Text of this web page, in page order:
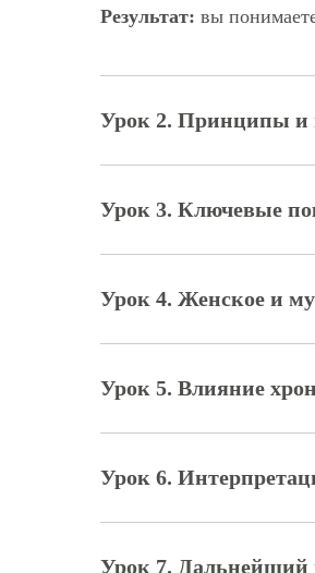
Результат: вы
Урок 2. Принципы и
Урок 3. Ключевые
Урок 4. Женское и
Урок 5. Влияние
Урок 6.
Урок 7. Дальнейший